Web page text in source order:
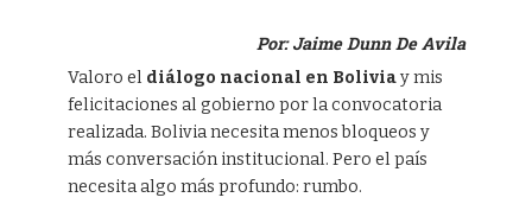
Por: Jaime Dunn De Avila
Valoro el diálogo nacional en Boliviay mis
felicitaciones al gobierno por la convocatoria
realizada. Bolivia necesita menos bloqueos y
más conversación institucional. Pero el país
necesita algo más profundo: rumbo.